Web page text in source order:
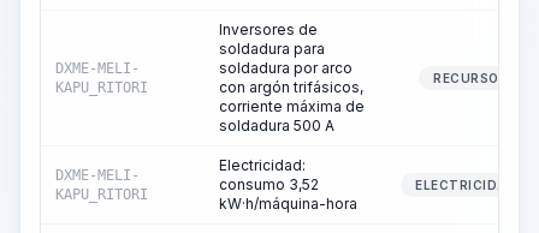
DXME-MELI-
KAPU_RITORI
Inversores de
soldadura para
soldadura por arco
con argón trifásicos,
corriente máxima de
soldadura 500 A
RECURSO
DXME-MELI-
KAPU_RITORI
Electricidad:
consumo 3,52
kW·h/máquina-hora
ELECTRICIDAD